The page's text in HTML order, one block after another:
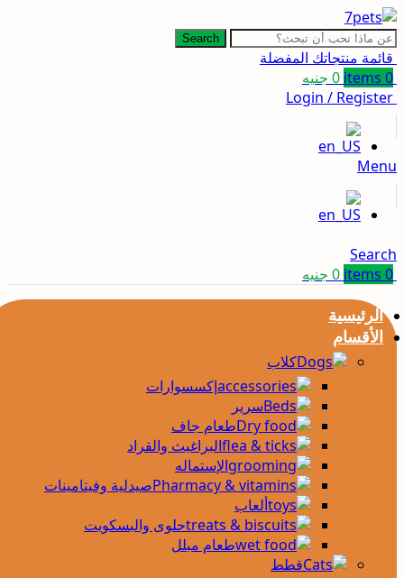
Search
قائمة منتجاتك المفضلة
0
items
0 جنيه
Login / Register
Menu
Search
0
items
0 جنيه
الرئيسية
الأقسام
كلاب
إكسسوارات
سرير
طعام جاف
البراغيث والقراد
الإستماله
صيدلية وفيتامينات
ألعاب
حلوى والبسكويت
طعام مبلل
قطط